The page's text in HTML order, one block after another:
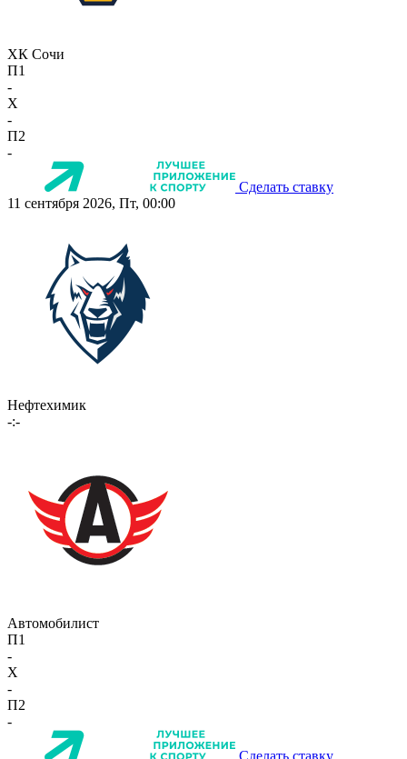
ХК Сочи
П1
-
X
-
П2
-
Сделать ставку
11 сентября 2026, Пт, 00:00
Нефтехимик
-:-
Автомобилист
П1
-
X
-
П2
-
Сделать ставку